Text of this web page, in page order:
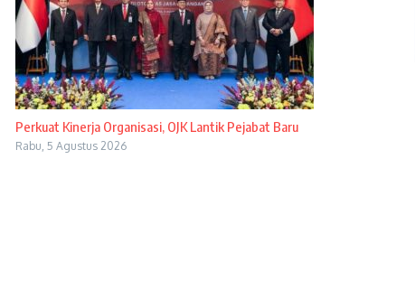
Perkuat Kinerja Organisasi, OJK Lantik Pejabat Baru
Rabu, 5 Agustus 2026